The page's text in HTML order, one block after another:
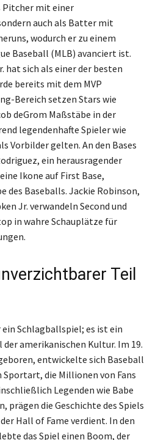
Pitcher mit einer
auch als Batter mit
wodurch er zu einem
Baseball (MLB) avanciert ist.
hat sich als einer der besten
bereits mit dem MVP
Bereich setzen Stars wie
deGrom Maßstäbe in der
legendenhafte Spieler wie
Vorbilder gelten. An den Bases
ein herausragender
Ikone auf First Base,
des Baseballs. Jackie Robinson,
Jr. verwandeln Second und
in wahre Schauplätze für
Teil
Schlagballspiel; es ist ein
amerikanischen Kultur. Im 19.
entwickelte sich Baseball
die Millionen von Fans
Legenden wie Babe
prägen die Geschichte des Spiels
Hall of Fame verdient. In den
das Spiel einen Boom, der